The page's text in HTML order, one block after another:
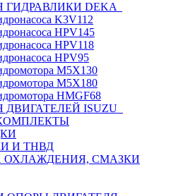
ГИДРАВЛИКИ DEKA
K3V112
HPV145
HPV118
HPV95
M5X130
M5X180
HMGF68
ISUZU
И ТНВД
ОХЛАЖДЕНИЯ, СМАЗКИ